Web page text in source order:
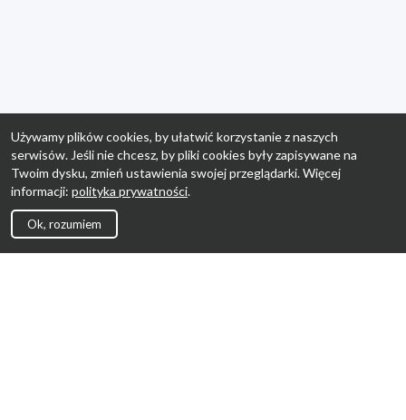
Używamy plików cookies, by ułatwić korzystanie z naszych
serwisów. Jeśli nie chcesz, by pliki cookies były zapisywane na
Twoim dysku, zmień ustawienia swojej przeglądarki. Więcej
informacji: polityka prywatności.
Ok, rozumiem